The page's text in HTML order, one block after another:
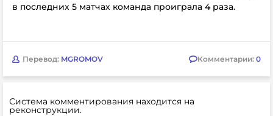
в последних 5 матчах команда проиграла 4 раза.
Перевод: MGROMOV Комментарии: 0
Система комментирования находится на
реконструкции.